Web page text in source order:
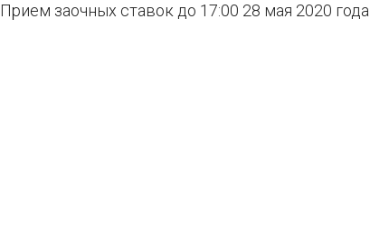
Прием заочных ставок до 17:00 28 мая 2020 года